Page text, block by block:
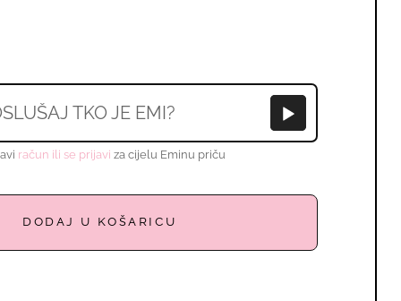
TKO JE EMI?
račun ili se prijavi za cijelu Eminu priču
dodaj u košaricu